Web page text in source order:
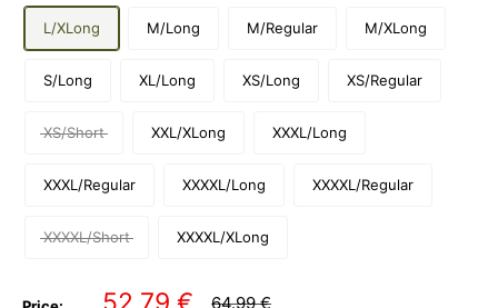
L/XLong M/Long M/Regular M/XLong
S/Long XL/Long XS/Long XS/Regular
XS/Short XXL/XLong XXXL/Long
XXXL/Regular XXXXL/Long XXXXL/Regular
XXXXL/Short XXXXL/XLong
Sale
Regular
64.99 €